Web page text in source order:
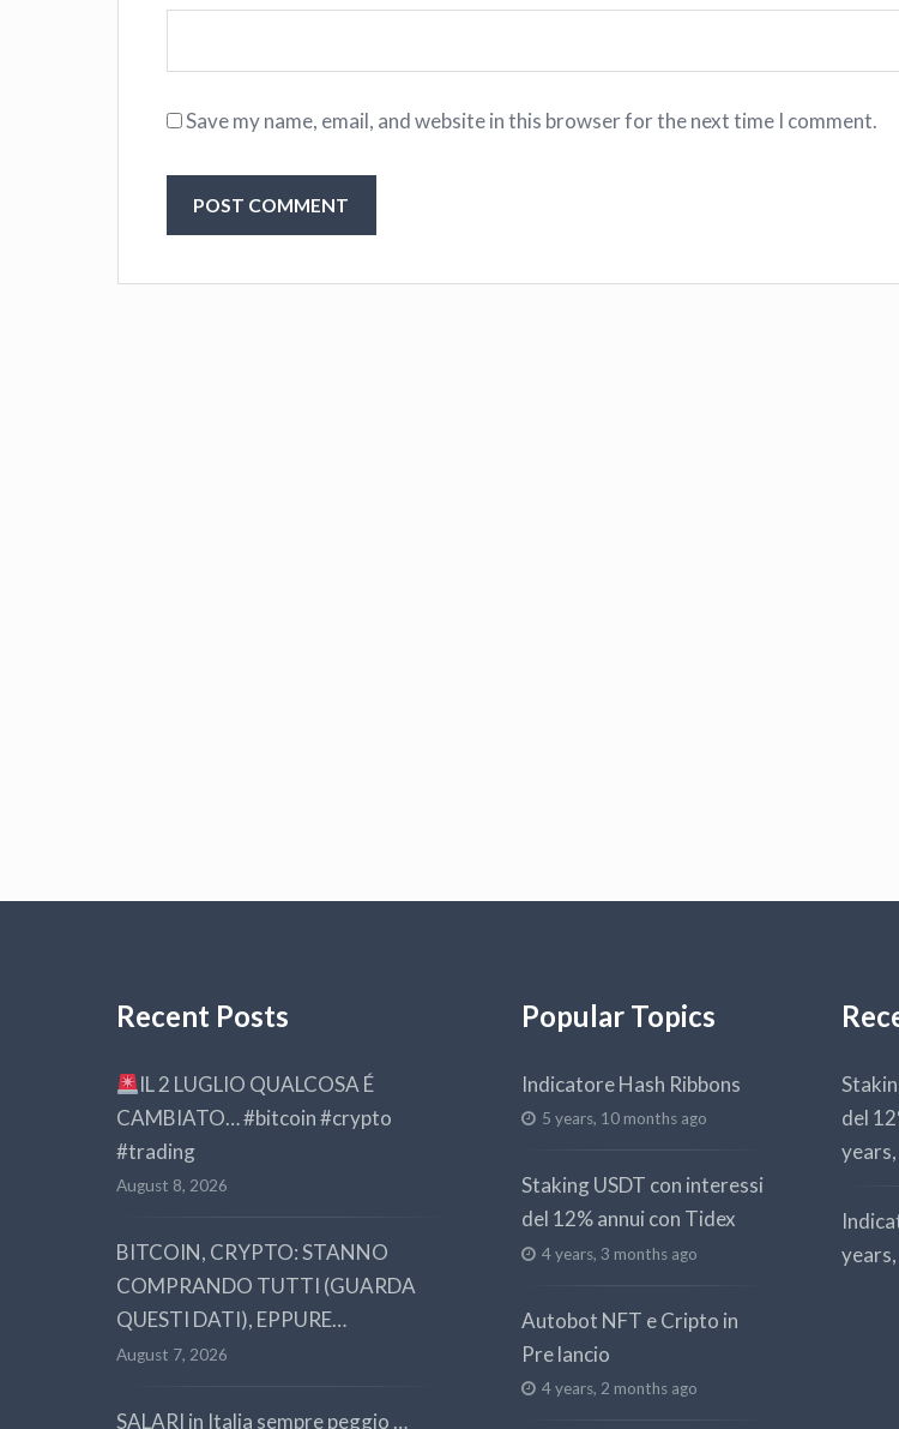
Save my name, email, and website in this browser for the next time I comment.
Recent Posts
IL 2 LUGLIO QUALCOSA É
CAMBIATO… #bitcoin #crypto
#trading
August 8, 2026
BITCOIN, CRYPTO: STANNO
COMPRANDO TUTTI (GUARDA
QUESTI DATI), EPPURE…
August 7, 2026
SALARI in Italia sempre peggio …
Popular Topics
Indicatore Hash Ribbons
5 years, 10 months ago
Staking USDT con interessi
del 12% annui con Tidex
4 years, 3 months ago
Autobot NFT e Cripto in
Pre lancio
4 years, 2 months ago
del